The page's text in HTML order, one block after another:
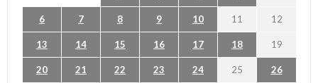
6 7 8 9 10 11 12
13 14 15 16 17 18 19
20 21 22 23 24 25 26